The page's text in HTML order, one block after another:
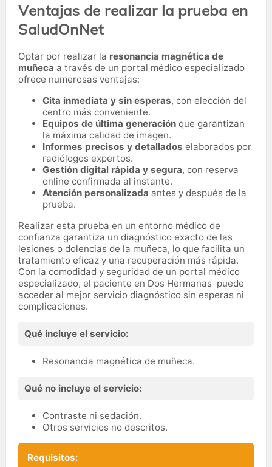
Ventajas de realizar la prueba en
SaludOnNet
Optar por realizar la resonancia magnética de
muñeca a través de un portal médico especializado
ofrece numerosas ventajas:
Cita inmediata y sin esperas, con elección del
centro más conveniente.
Equipos de última generación que garantizan
la máxima calidad de imagen.
Informes precisos y detallados elaborados por
radiólogos expertos.
Gestión digital rápida y segura, con reserva
online confirmada al instante.
Atención personalizada antes y después de la
prueba.
Realizar esta prueba en un entorno médico de
confianza garantiza un diagnóstico exacto de las
lesiones o dolencias de la muñeca, lo que facilita un
tratamiento eficaz y una recuperación más rápida.
Con la comodidad y seguridad de un portal médico
especializado, el paciente en Dos Hermanas puede
acceder al mejor servicio diagnóstico sin esperas ni
complicaciones.
Qué incluye el servicio:
Resonancia magnética de muñeca.
Qué no incluye el servicio:
Contraste ni sedación.
Otros servicios no descritos.
Requisitos: